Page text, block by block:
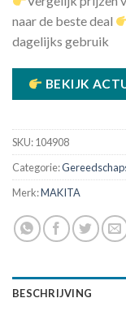
naar de beste deal
dagelijks gebruik
BEKIJK
SKU:104908
Categorie:
Merk:MAKITA
BESCHRIJVING